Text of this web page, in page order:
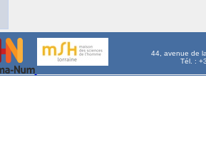
44, avenue de
Tél. :